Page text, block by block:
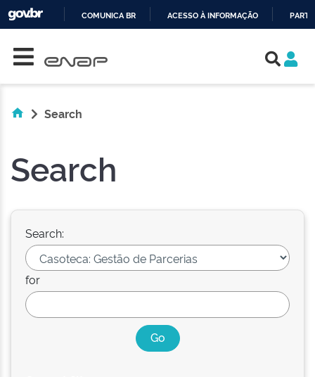
COMUNICA BR ACESSO À INFORMAÇÃO
Search
Search
Search:
for